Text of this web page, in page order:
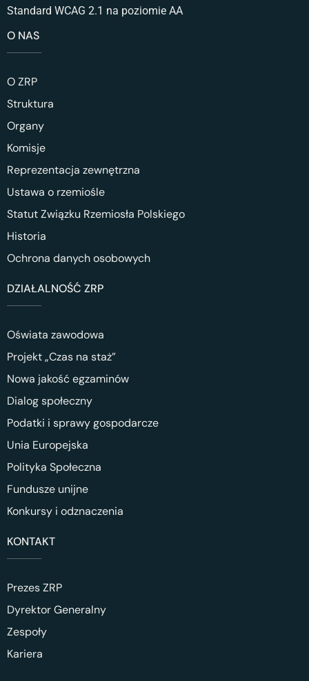
Standard WCAG 2.1 na poziomie AA
O NAS
O ZRP
Struktura
Organy
Komisje
Reprezentacja zewnętrzna
Ustawa o rzemiośle
Statut Związku Rzemiosła Polskiego
Historia
Ochrona danych osobowych
DZIAŁALNOŚĆ ZRP
Oświata zawodowa
Projekt „Czas na staż”
Nowa jakość egzaminów
Dialog społeczny
Podatki i sprawy gospodarcze
Unia Europejska
Polityka Społeczna
Fundusze unijne
Konkursy i odznaczenia
KONTAKT
Prezes ZRP
Dyrektor Generalny
Zespoły
Kariera